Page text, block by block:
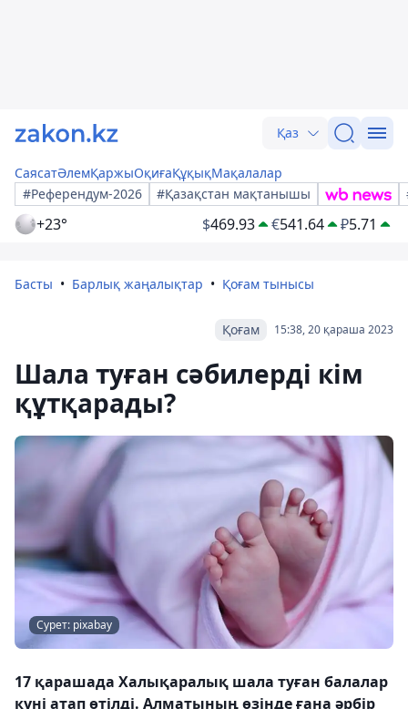
Қаз
СаясатӘлемҚаржыОқиғаҚұқықМақалалар
#Референдум-2026
#Қазақстан мақтанышы
+23° $469.93 €541.64 ₽5.71
Басты Барлық жаңалықтар Қоғам тынысы
15:38, 20 қараша 2023
Қоғам
Шала туған сәбилерді кім
құтқарады?
Сурет: pixabay
17 қарашада Халықаралық шала туған балалар
күні атап өтілді. Алматының өзінде ғана әрбір